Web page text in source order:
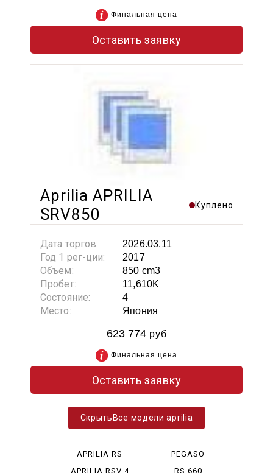
Финальная цена
Оставить заявку
Aprilia APRILIA
SRV850
Куплено
Дата торгов: 2026.03.11
Год 1 рег-ции: 2017
Объем: 850 cm3
Пробег: 11,610K
Состояние: 4
Место: Япония
623 774руб
Финальная цена
Оставить заявку
Все модели aprilia
APRILIA RS
660
APRILIA RSV 4
PEGASO
STRADA 650
RS 660